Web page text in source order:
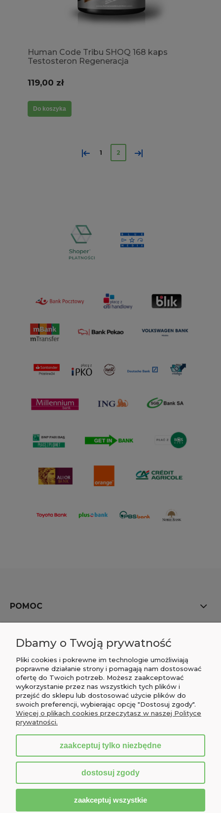
Human Code Tribu SHOQ 168 kaps
Testosteron Regeneracja
119,00 zł
Do koszyka
« 1 2 »
POMOC
INFORMACJE
O NAS
Sklep internetowy Shoper.pl
Dbamy o Twoją prywatność
Pliki cookies i pokrewne im technologie umożliwiają
poprawne działanie strony i pomagają nam dostosować
ofertę do Twoich potrzeb. Możesz zaakceptować
wykorzystanie przez nas wszystkich tych plików i
przejść do sklepu lub dostosować użycie plików do
swoich preferencji, wybierając opcję "Dostosuj zgody".
Więcej o plikach cookies przeczytasz w naszej Polityce
prywatności.
zaakceptuj tylko niezbędne
dostosuj zgody
zaakceptuj wszystkie